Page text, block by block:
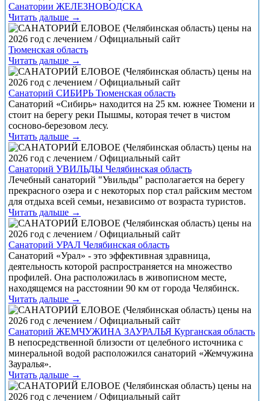
Санатории ЖЕЛЕЗНОВОДСКА
Читать дальше →
Тюменская область
Читать дальше →
Санаторий СИБИРЬ Тюменская область
Санаторий «Сибирь» находится на 25 км. южнее Тюмени и
стоит на берегу реки Пышмы, которая течет в чистом
сосново-березовом лесу.
Читать дальше →
Санаторий УВИЛЬДЫ Челябинская область
Лечебный санаторий "Увильды" располагается на берегу
прекрасного озера и с некоторых пор стал райским местом
для отдыха всей семьи, независимо от возраста туристов.
Читать дальше →
Санаторий УРАЛ Челябинская область
Санаторий «Урал» - это эффективная здравница,
деятельность которой распространяется на множество
профилей. Она расположилась в живописном месте,
находящемся на расстоянии 90 км от города Челябинск.
Читать дальше →
Санаторий ЖЕМЧУЖИНА ЗАУРАЛЬЯ Курганская область
В непосредственной близости от целебного источника с
минеральной водой расположился санаторий «Жемчужина
Зауралья».
Читать дальше →